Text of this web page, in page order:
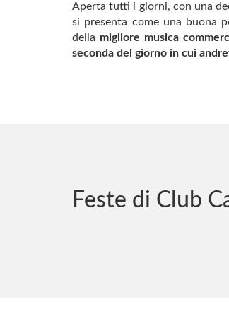
Aperta tutti i giorni, con una
si presenta come una buona
della migliore musica
seconda del giorno in cui
Feste di Club